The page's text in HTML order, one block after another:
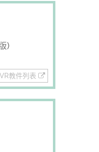
)
教件列表